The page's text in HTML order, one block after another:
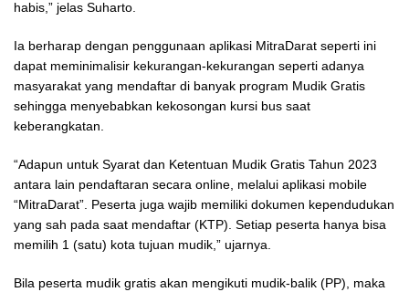
habis,” jelas Suharto.
Ia berharap dengan penggunaan aplikasi MitraDarat seperti ini
dapat meminimalisir kekurangan-kekurangan seperti adanya
masyarakat yang mendaftar di banyak program Mudik Gratis
sehingga menyebabkan kekosongan kursi bus saat
keberangkatan.
“Adapun untuk Syarat dan Ketentuan Mudik Gratis Tahun 2023
antara lain pendaftaran secara online, melalui aplikasi mobile
“MitraDarat”. Peserta juga wajib memiliki dokumen kependudukan
yang sah pada saat mendaftar (KTP). Setiap peserta hanya bisa
memilih 1 (satu) kota tujuan mudik,” ujarnya.
Bila peserta mudik gratis akan mengikuti mudik-balik (PP), maka